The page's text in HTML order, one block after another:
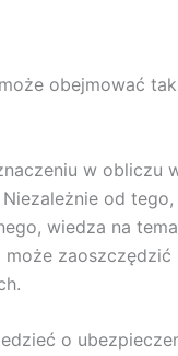
obejmować
w obliczu
od
wiedza na
zaoszczędzić
o